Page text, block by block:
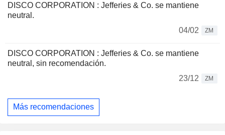
DISCO CORPORATION : Jefferies & Co. se mantiene
neutral.
04/02
ZM
DISCO CORPORATION : Jefferies & Co. se mantiene
neutral, sin recomendación.
23/12
ZM
Más recomendaciones